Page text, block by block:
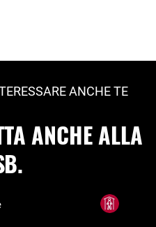
ANCHE TE
ANCHE ALLA